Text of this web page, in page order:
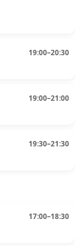
19:00–20:30
19:00–21:00
19:30–21:30
17:00–18:30